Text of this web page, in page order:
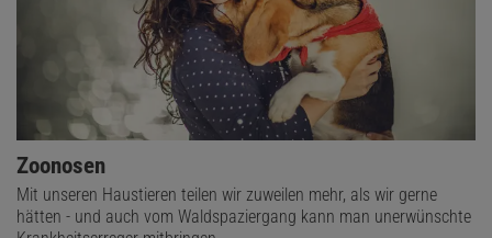
Zoonosen
Mit unseren Haustieren teilen wir zuweilen mehr, als wir gerne
hätten - und auch vom Waldspaziergang kann man unerwünschte